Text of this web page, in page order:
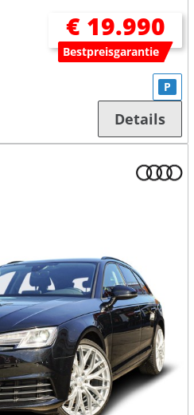
€ 19.990
Bestpreisgarantie
P
Details